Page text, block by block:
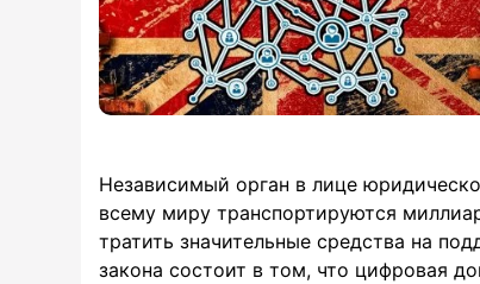
Независимый орган в лице
всему миру транспортируются
тратить значительные средства на
закона состоит в том, что цифровая